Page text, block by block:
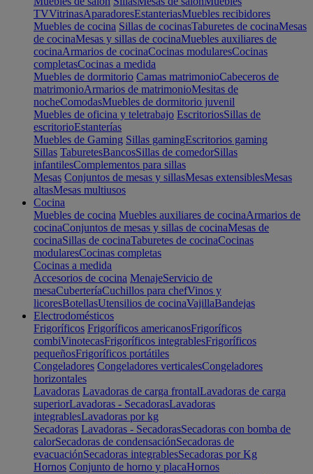
TVVitrinasAparadoresEstanteriasMuebles recibidores
Muebles de cocina Sillas de cocinasTaburetes de cocinaMesas
de cocinaMesas y sillas de cocinaMuebles auxiliares de
cocinaArmarios de cocinaCocinas modularesCocinas
completasCocinas a medida
Muebles de dormitorio Camas matrimonioCabeceros de
matrimonioArmarios de matrimonioMesitas de
nocheComodasMuebles de dormitorio juvenil
Muebles de oficina y teletrabajo EscritoriosSillas de
escritorioEstanterías
Muebles de Gaming Sillas gamingEscritorios gaming
Sillas TaburetesBancosSillas de comedorSillas
infantilesComplementos para sillas
Mesas Conjuntos de mesas y sillasMesas extensiblesMesas
altasMesas multiusos
Cocina
Muebles de cocina Muebles auxiliares de cocinaArmarios de
cocinaConjuntos de mesas y sillas de cocinaMesas de
cocinaSillas de cocinaTaburetes de cocinaCocinas
modularesCocinas completas
Cocinas a medida
Accesorios de cocina MenajeServicio de
mesaCuberteríaCuchillos para chefVinos y
licoresBotellasUtensilios de cocinaVajillaBandejas
Electrodomésticos
Frigoríficos Frigoríficos americanosFrigoríficos
combiVinotecasFrigoríficos integrablesFrigoríficos
pequeñosFrigoríficos portátiles
Congeladores Congeladores verticalesCongeladores
horizontales
Lavadoras Lavadoras de carga frontalLavadoras de carga
superiorLavadoras - SecadorasLavadoras
integrablesLavadoras por kg
Secadoras Lavadoras - SecadorasSecadoras con bomba de
calorSecadoras de condensaciónSecadoras de
evacuaciónSecadoras integrablesSecadoras por Kg
Hornos Conjunto de horno y placaHornos